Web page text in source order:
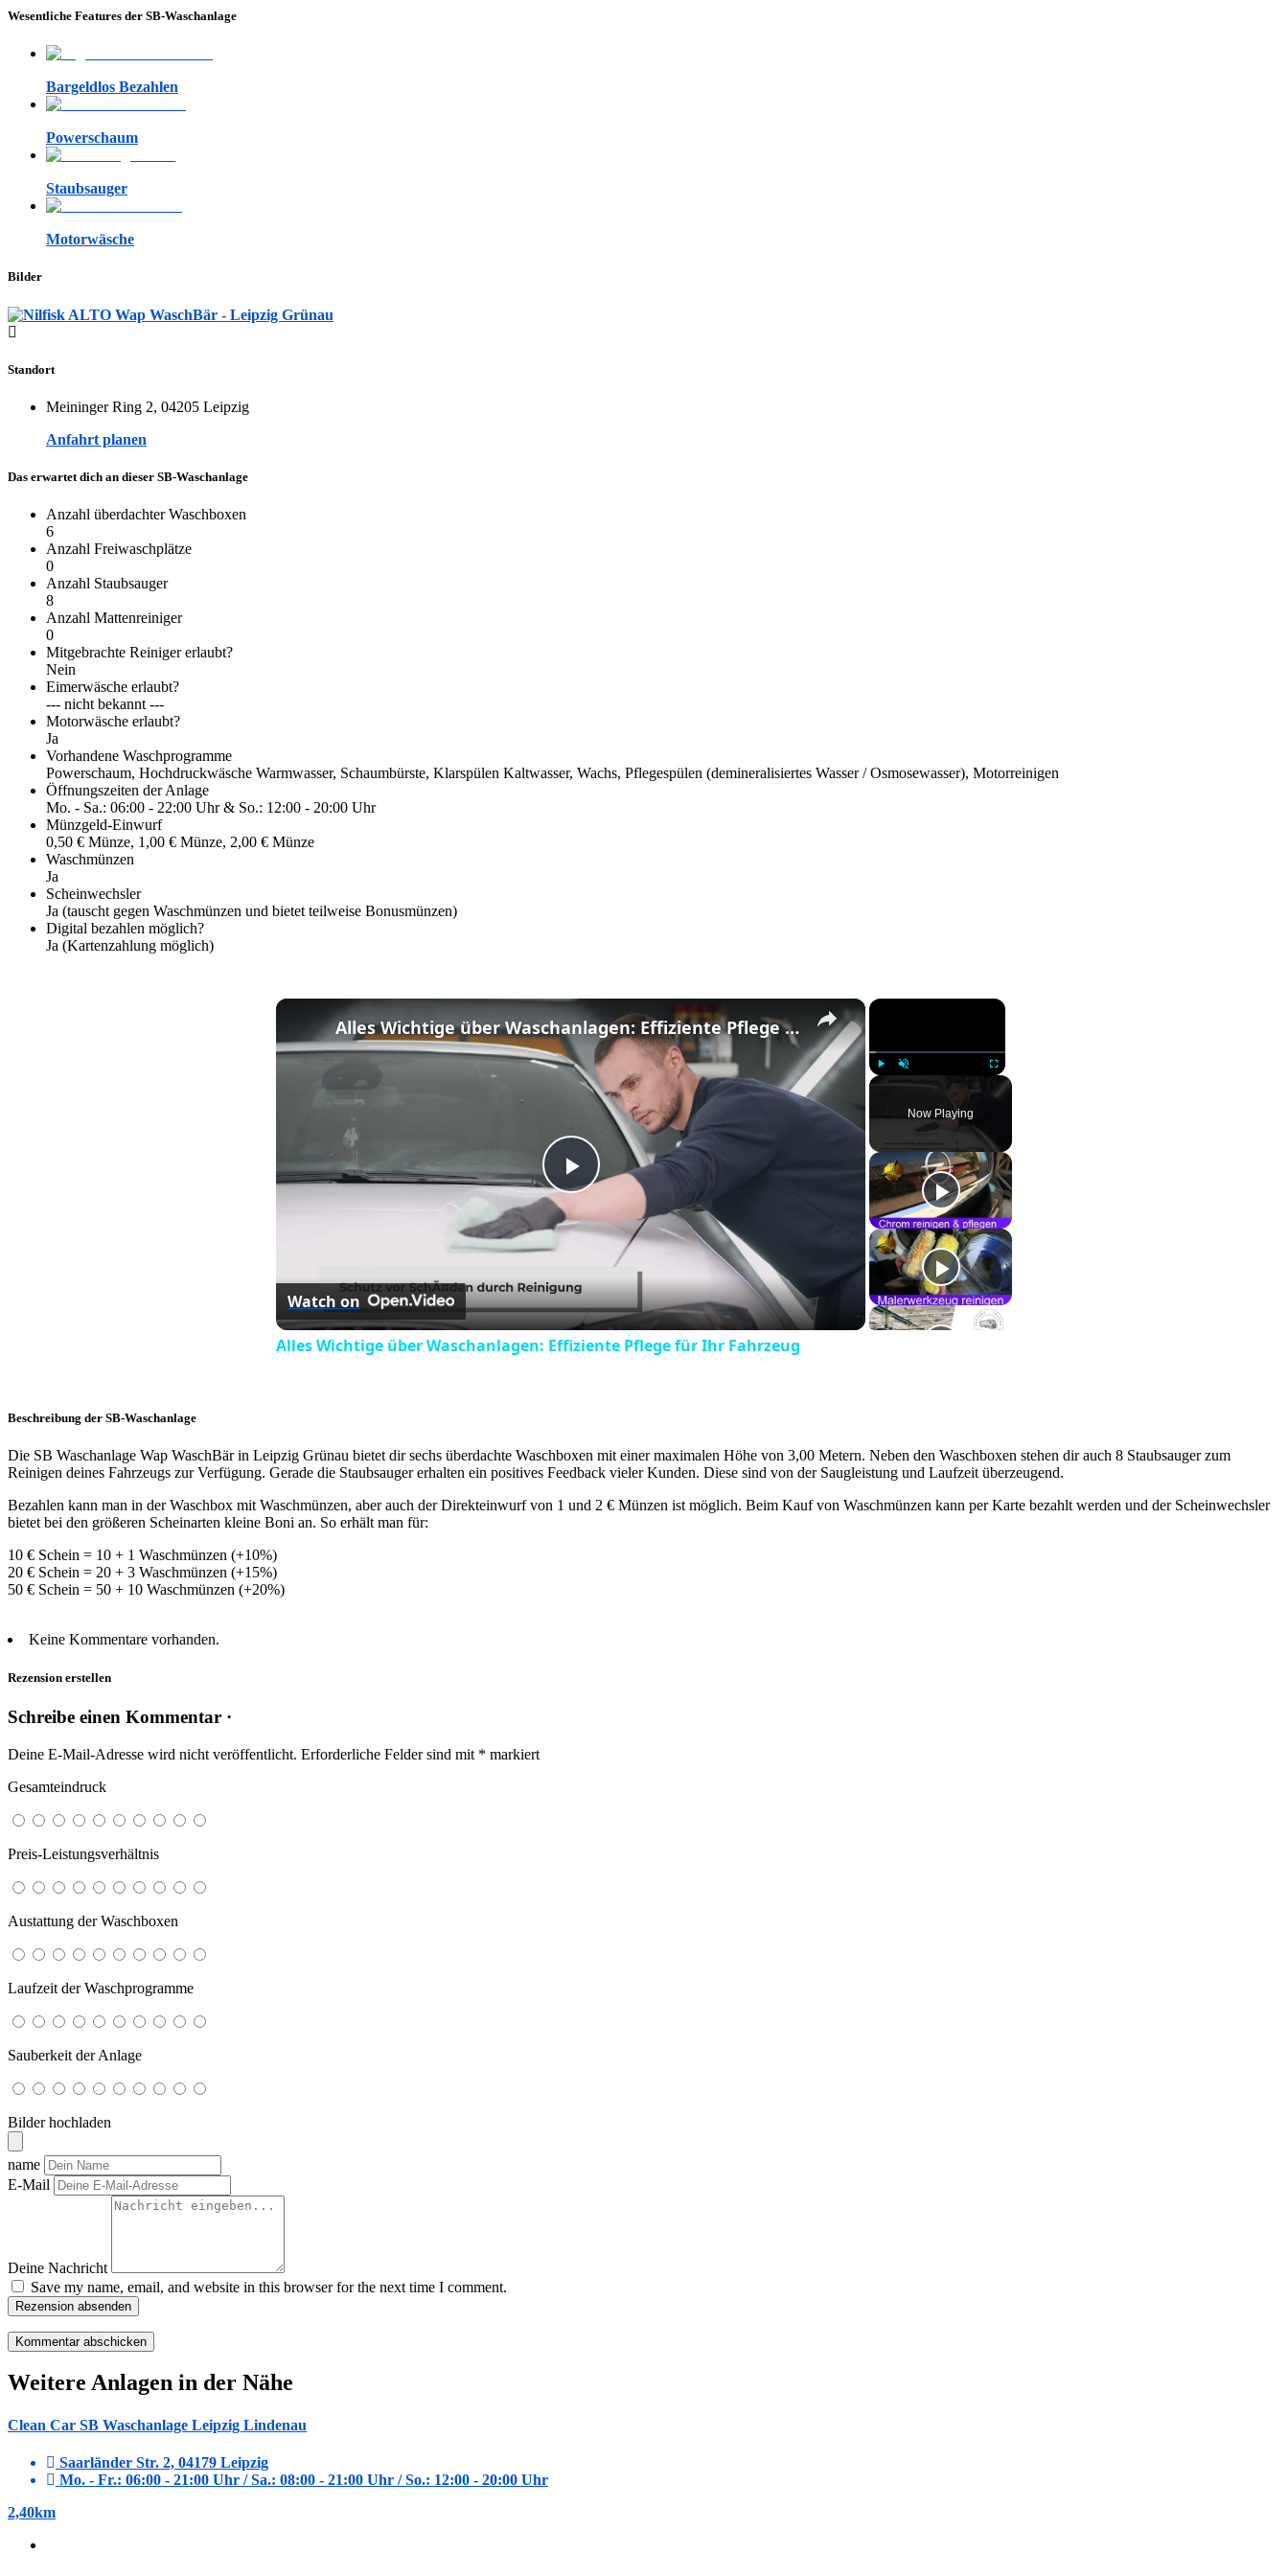
Wesentliche Features der SB-Waschanlage
Bargeldlos Bezahlen
Powerschaum
Staubsauger
Motorwäsche
Bilder
Standort
Meininger Ring 2, 04205 Leipzig
Anfahrt planen
Das erwartet dich an dieser SB-Waschanlage
Anzahl überdachter Waschboxen
6
Anzahl Freiwaschplätze
0
Anzahl Staubsauger
8
Anzahl Mattenreiniger
0
Mitgebrachte Reiniger erlaubt?
Nein
Eimerwäsche erlaubt?
--- nicht bekannt ---
Motorwäsche erlaubt?
Ja
Vorhandene Waschprogramme
Powerschaum, Hochdruckwäsche Warmwasser, Schaumbürste, Klarspülen Kaltwasser, Wachs, Pflegespülen (demineralisiertes Wasser / Osmosewasser), Motorreinigen
Öffnungszeiten der Anlage
Mo. - Sa.: 06:00 - 22:00 Uhr & So.: 12:00 - 20:00 Uhr
Münzgeld-Einwurf
0,50 € Münze, 1,00 € Münze, 2,00 € Münze
Waschmünzen
Ja
Scheinwechsler
Ja (tauscht gegen Waschmünzen und bietet teilweise Bonusmünzen)
Digital bezahlen möglich?
Ja (Kartenzahlung möglich)
×
Play Unmute Fullscreen
Now Playing
×
Play
Video
Alles Wichtige über Waschanlagen: Effiziente Pflege für Ihr Fahrzeug
Watch on
Alles Wichtige über Waschanlagen: Effiziente Pflege für Ihr Fahrzeug
Beschreibung der SB-Waschanlage
Die SB Waschanlage Wap WaschBär in Leipzig Grünau bietet dir sechs überdachte Waschboxen mit einer maximalen Höhe von 3,00 Metern. Neben den Waschboxen stehen dir auch 8 Staubsauger zum
Reinigen deines Fahrzeugs zur Verfügung. Gerade die Staubsauger erhalten ein positives Feedback vieler Kunden. Diese sind von der Saugleistung und Laufzeit überzeugend.
Bezahlen kann man in der Waschbox mit Waschmünzen, aber auch der Direkteinwurf von 1 und 2 € Münzen ist möglich. Beim Kauf von Waschmünzen kann per Karte bezahlt werden und der Scheinwechsler
bietet bei den größeren Scheinarten kleine Boni an. So erhält man für:
10 € Schein = 10 + 1 Waschmünzen (+10%)
20 € Schein = 20 + 3 Waschmünzen (+15%)
50 € Schein = 50 + 10 Waschmünzen (+20%)
Keine Kommentare vorhanden.
Rezension erstellen
Schreibe einen Kommentar ·
Deine E-Mail-Adresse wird nicht veröffentlicht. Erforderliche Felder sind mit * markiert
Gesamteindruck
Preis-Leistungsverhältnis
Austattung der Waschboxen
Laufzeit der Waschprogramme
Sauberkeit der Anlage
Bilder hochladen
name
E-Mail
Deine Nachricht
Save my name, email, and website in this browser for the next time I comment.
Rezension absenden
Weitere Anlagen in der Nähe
Clean Car SB Waschanlage Leipzig Lindenau
Saarländer Str. 2, 04179 Leipzig
Mo. - Fr.: 06:00 - 21:00 Uhr / Sa.: 08:00 - 21:00 Uhr / So.: 12:00 - 20:00 Uhr
2,40km